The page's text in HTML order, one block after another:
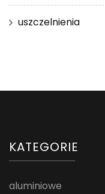
uszczelnienia
KATEGORIE
aluminiowe